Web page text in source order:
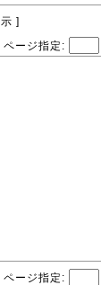
]
ページ指定:
ページ指定: